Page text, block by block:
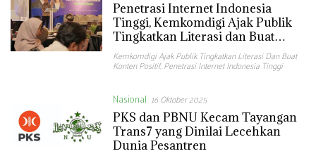
Penetrasi Internet Indonesia
Tinggi, Kemkomdigi Ajak Publik
Tingkatkan Literasi dan Buat
Konten Positif
Kemkomdigi Ajak Publik Tingkatkan Literasi Dan Buat
Konten Positif,Penetrasi Internet Indonesia Tinggi
Nasional 16 Oktober 2025
PKS dan PBNU Kecam Tayangan
Trans7 yang Dinilai Lecehkan
Dunia Pesantren